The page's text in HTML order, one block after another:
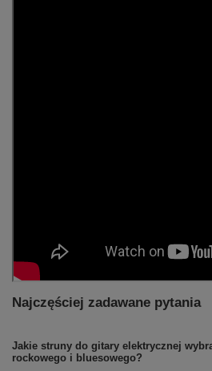
Najczęściej zadawane pytania
Jakie struny do gitary elektrycznej
rockowego i bluesowego?